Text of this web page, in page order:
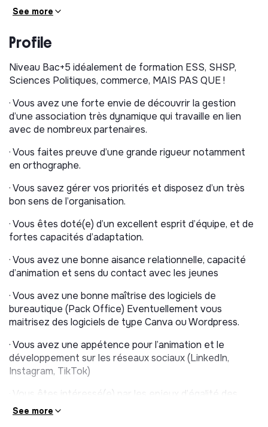
Nous recrutons
pour prêter main forte au coordinateur de
l’association.
Les missions, sous la supervision du coordinateur,
seront les suivantes :
-La participation à la coordination générale de la
structure
programme (Fondation LBP AM, professeurs de soutien
scolaire, entreprises, mentors, associations partenaires,
etc.)
-Appui au développement de partenariats :
réponses aux appels à projets, veille active, suivi des
partenariats en cours, etc.
-Le suivi des élèves: participation aux entretiens de
recrutement et points d’étape trimestriels avec les
élèves, gestion des demandes des étudiants.
-Le développement et l’organisation des actions
de sensibilisation dans les lycées: rendez-vous avec
les associations et les lycées, communication et
coaching auprès des alumni, interventions en classe.
-La participation à l’animation de l’association
organisation des moments forts de l’année (Pot des
mentors, sorties culturelles, actions sociales, etc.)
-La participation à la communication de
See more
Profile
Niveau Bac+5 idéalement de formation ESS, SHSP,
Sciences Politiques, commerce, MAIS PAS QUE !
· Vous avez une forte envie de découvrir la gestion
d’une association très dynamique qui travaille en lien
avec de nombreux partenaires.
· Vous faites preuve d’une grande rigueur notamment
en orthographe.
· Vous savez gérer vos priorités et disposez d’un très
bon sens de l’organisation.
· Vous êtes doté(e) d’un excellent esprit d’équipe, et de
fortes capacités d’adaptation.
· Vous avez une bonne aisance relationnelle, capacité
d’animation et sens du contact avec les jeunes
· Vous avez une bonne maîtrise des logiciels de
bureautique (Pack Office) Eventuellement vous
maitrisez des logiciels de type Canva ou Wordpress.
· Vous avez une appétence pour l’animation et le
développement sur les réseaux sociaux (LinkedIn,
Instagram, TikTok)
· Vous êtes intéressé(e) par les enjeux d’égalité des
chances.
See more